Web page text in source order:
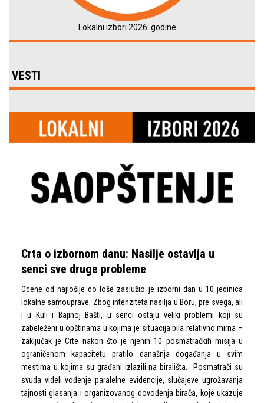
Lokalni izbori 2026. godine
VESTI
Crta o izbornom danu: Nasilje ostavlja u
senci sve druge probleme
Ocene od najlošije do loše zaslužio je izborni dan u 10 jedinica
lokalne samouprave. Zbog intenziteta nasilja u Boru, pre svega, ali
i u Kuli i Bajinoj Bašti, u senci ostaju veliki problemi koji su
zabeleženi u opštinama u kojima je situacija bila relativno mirna –
zaključak je Crte nakon što je njenih 10 posmatračkih misija u
ograničenom kapacitetu pratilo današnja događanja u svim
mestima u kojima su građani izlazili na birališta. Posmatrači su
svuda videli vođenje paralelne evidencije, slučajeve ugrožavanja
tajnosti glasanja i organizovanog dovođenja birača, koje ukazuje